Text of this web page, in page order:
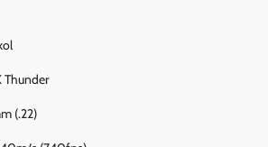
Thunder
(.22)